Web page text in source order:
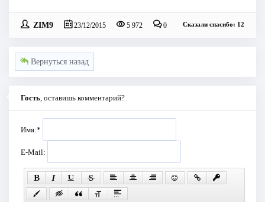
ZIM9 23/12/2015 5 972 0 Сказали спасибо: 12
Вернуться назад
Гость , оставишь комментарий?
Имя:*
E-Mail: